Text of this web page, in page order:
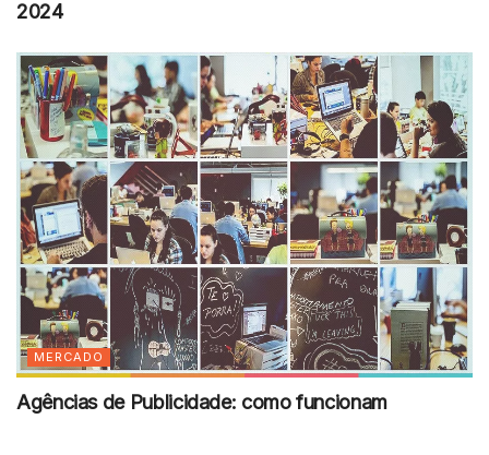
2024
MERCADO
Agências de Publicidade: como funcionam